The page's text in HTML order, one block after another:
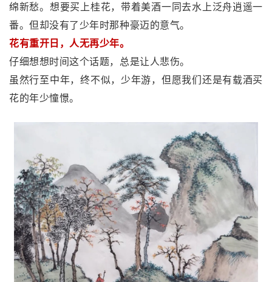
绵新愁。想要买上桂花，带着美酒一同去水上泛舟逍遥一
番。但却没有了少年时那种豪迈的意气。
花有重开日，人无再少年。
仔细想想时间这个话题，总是让人悲伤。
虽然行至中年，终不似，少年游，但愿我们还是有载酒买
花的年少憧憬。